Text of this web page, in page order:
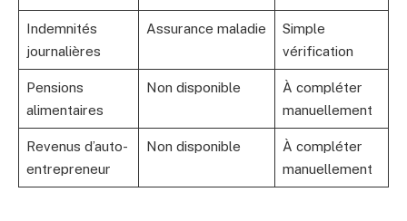
Indemnités
journalières
Assurance maladie
Simple
vérification
Pensions
alimentaires
Non disponible
À compléter
manuellement
Revenus d’auto-
entrepreneur
Non disponible
À compléter
manuellement